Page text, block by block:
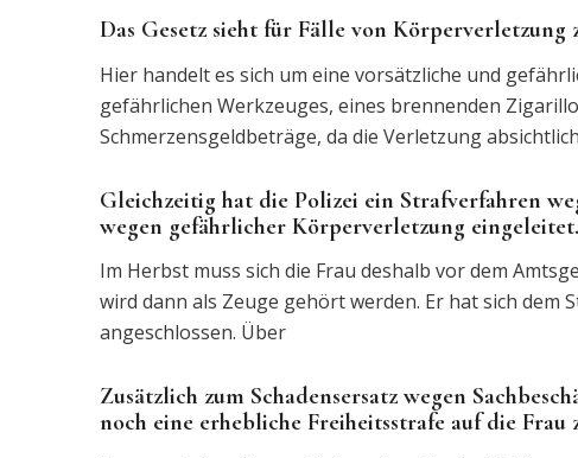
Das Gesetz sieht für Fälle von Körperverletzung
Hier handelt es sich um eine vorsätzliche und
gefährlichen Werkzeuges, eines brennenden
Schmerzensgeldbeträge, da die Verletzung
Gleichzeitig hat die Polizei ein Strafverfahren
wegen gefährlicher Körperverletzung eingeleitet.
Im Herbst muss sich die Frau deshalb vor dem
wird dann als Zeuge gehört werden. Er hat sich
angeschlossen. Über
Zusätzlich zum Schadensersatz wegen
noch eine erhebliche Freiheitsstrafe auf die Frau